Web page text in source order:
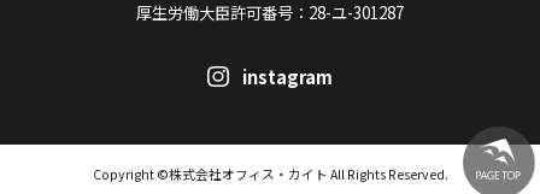
厚生労働大臣許可番号：28-ユ-301287
instagram
Copyright ©株式会社オフィス・カイト All Rights Reserved.